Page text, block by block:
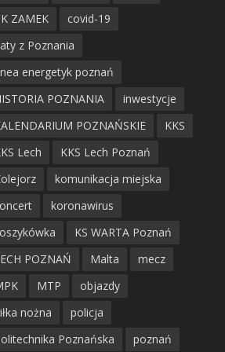
ZAMEK
covid-19
z Poznania
energetyk poznań
POZNANIA
inwestycje
POZNAŃSKIE
KKS
Lech
KKS Lech Poznań
komunikacja miejska
koronawirus
KS WARTA Poznań
POZNAŃ
Malta
mecz
MTP
objazdy
nożna
policja
Poznańska
poznań